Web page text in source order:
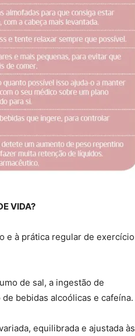
VIDA?
e à prática regular de exercício
de sal, a ingestão de
bebidas alcoólicas e cafeína.
equilibrada e ajustada às